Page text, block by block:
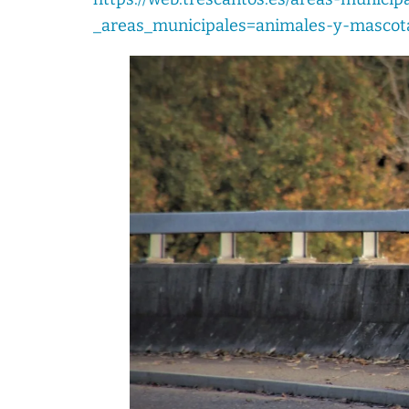
_areas_municipales=animales-y-